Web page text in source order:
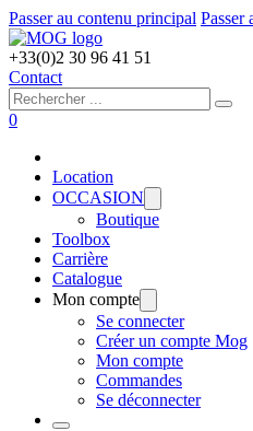
Passer au contenu principal Passer
+33(0)2 30 96 41 51
Contact
Rechercher
0
Location
OCCASION
Boutique
Toolbox
Carrière
Catalogue
Mon compte
Se connecter
Créer un compte Mog
Mon compte
Commandes
Se déconnecter